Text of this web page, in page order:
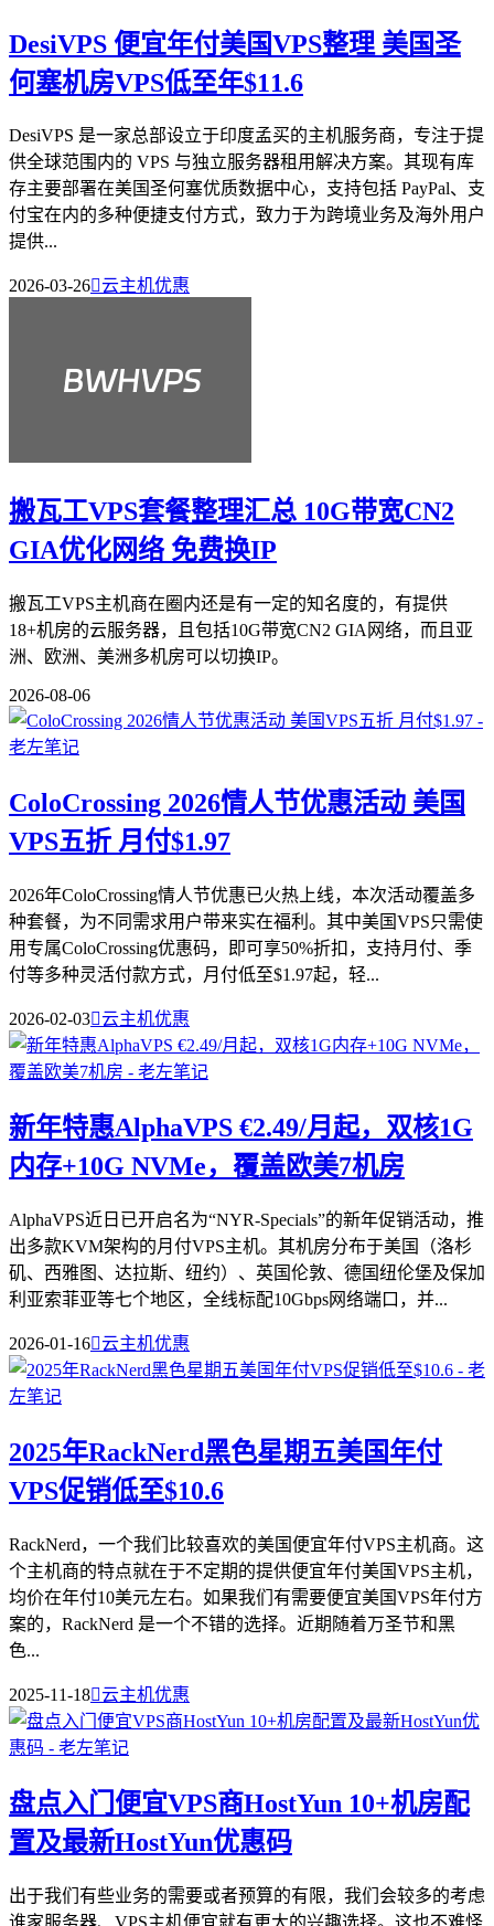
DesiVPS 便宜年付美国VPS整理 美国圣
何塞机房VPS低至年$11.6
DesiVPS 是一家总部设立于印度孟买的主机服务商，专注于提
供全球范围内的 VPS 与独立服务器租用解决方案。其现有库
存主要部署在美国圣何塞优质数据中心，支持包括 PayPal、支
付宝在内的多种便捷支付方式，致力于为跨境业务及海外用户
提供...
2026-03-26云主机优惠
搬瓦工VPS套餐整理汇总 10G带宽CN2
GIA优化网络 免费换IP
搬瓦工VPS主机商在圈内还是有一定的知名度的，有提供
18+机房的云服务器，且包括10G带宽CN2 GIA网络，而且亚
洲、欧洲、美洲多机房可以切换IP。
2026-08-06
ColoCrossing 2026情人节优惠活动 美国
VPS五折 月付$1.97
2026年ColoCrossing情人节优惠已火热上线，本次活动覆盖多
种套餐，为不同需求用户带来实在福利。其中美国VPS只需使
用专属ColoCrossing优惠码，即可享50%折扣，支持月付、季
付等多种灵活付款方式，月付低至$1.97起，轻...
2026-02-03云主机优惠
新年特惠AlphaVPS €2.49/月起，双核1G
内存+10G NVMe，覆盖欧美7机房
AlphaVPS近日已开启名为“NYR-Specials”的新年促销活动，推
出多款KVM架构的月付VPS主机。其机房分布于美国（洛杉
矶、西雅图、达拉斯、纽约）、英国伦敦、德国纽伦堡及保加
利亚索菲亚等七个地区，全线标配10Gbps网络端口，并...
2026-01-16云主机优惠
2025年RackNerd黑色星期五美国年付
VPS促销低至$10.6
RackNerd，一个我们比较喜欢的美国便宜年付VPS主机商。这
个主机商的特点就在于不定期的提供便宜年付美国VPS主机，
均价在年付10美元左右。如果我们有需要便宜美国VPS年付方
案的，RackNerd 是一个不错的选择。近期随着万圣节和黑
色...
2025-11-18云主机优惠
盘点入门便宜VPS商HostYun 10+机房配
置及最新HostYun优惠码
出于我们有些业务的需要或者预算的有限，我们会较多的考虑
谁家服务器、VPS主机便宜就有更大的兴趣选择。这也不难怪